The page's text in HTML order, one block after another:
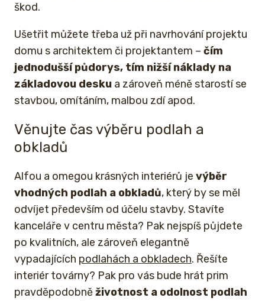
škod.
Ušetřit můžete třeba už při navrhování projektu
domu s architektem či projektantem – čím
jednodušší půdorys, tím nižší náklady na
základovou desku a zároveň méně starostí se
stavbou, omítáním, malbou zdí apod.
Věnujte čas výběru podlah a
obkladů
Alfou a omegou krásných interiérů je výběr
vhodných podlah a obkladů, který by se měl
odvíjet především od účelu stavby. Stavíte
kanceláře v centru města? Pak nejspíš půjdete
po kvalitních, ale zároveň elegantně
vypadajících podlahách a obkladech. Řešíte
interiér továrny? Pak pro vás bude hrát prim
pravděpodobněživotnost a odolnost podlah